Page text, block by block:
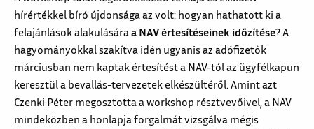
hírértékkel bíró újdonsága az volt: hogyan hathatott ki a
felajánlások alakulásáraa NAV értesítéseinek időzítése? A
hagyományokkal szakítva idén ugyanis az adófizetők
márciusban nem kaptak értesítést a NAV-tól az ügyfélkapun
keresztül a bevallás-tervezetek elkészültéről. Amint azt
Czenki Péter megosztotta a workshop résztvevőivel, a NAV
mindeközben a honlapja forgalmát vizsgálva mégis